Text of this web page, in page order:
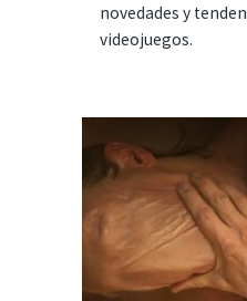
novedades y
videojuegos.